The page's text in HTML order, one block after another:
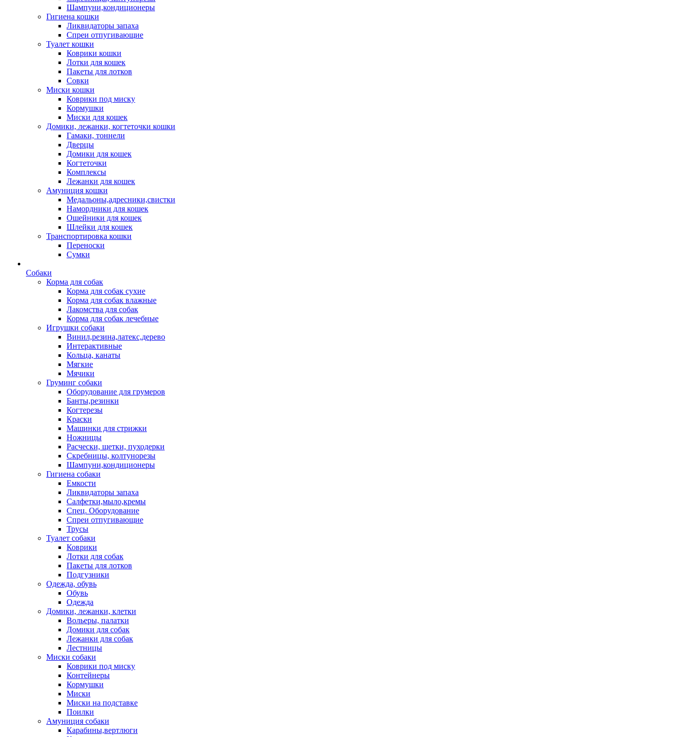
Шампуни,кондиционеры
Гигиена кошки
Ликвидаторы запаха
Спреи отпугивающие
Туалет кошки
Коврики кошки
Лотки для кошек
Пакеты для лотков
Совки
Миски кошки
Коврики под миску
Кормушки
Миски для кошек
Домики, лежанки, когтеточки кошки
Гамаки, тоннели
Дверцы
Домики для кошек
Когтеточки
Комплексы
Лежанки для кошек
Амуниция кошки
Медальоны,адресники,свистки
Намордники для кошек
Ошейники для кошек
Шлейки для кошек
Транспортировка кошки
Переноски
Сумки
Собаки
Корма для собак
Корма для собак сухие
Корма для собак влажные
Лакомства для собак
Корма для собак лечебные
Игрушки собаки
Винил,резина,латекс,дерево
Интерактивные
Кольца, канаты
Мягкие
Мячики
Груминг собаки
Оборудование для грумеров
Банты,резинки
Когтерезы
Краски
Машинки для стрижки
Ножницы
Расчески, щетки, пуходерки
Скребницы, колтунорезы
Шампуни,кондиционеры
Гигиена собаки
Емкости
Ликвидаторы запаха
Салфетки,мыло,кремы
Спец. Оборудование
Спреи отпугивающие
Трусы
Туалет собаки
Коврики
Лотки для собак
Пакеты для лотков
Подгузники
Одежда, обувь
Обувь
Одежда
Домики, лежанки, клетки
Вольеры, палатки
Домики для собак
Лежанки для собак
Лестницы
Миски собаки
Коврики под миску
Контейнеры
Кормушки
Миски
Миски на подставке
Поилки
Амуниция собаки
Карабины,вертлюги